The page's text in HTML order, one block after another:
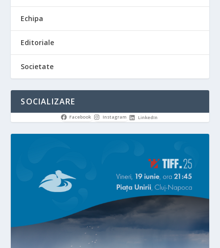
Echipa
Editoriale
Societate
SOCIALIZARE
Facebook Instagram LinkedIn